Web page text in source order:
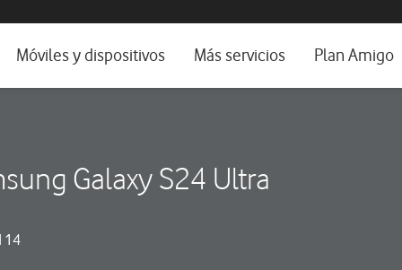
e idioma
Móviles y dispositivos
Ver todos
Más servicios Plan Amigo
Galaxy S24 Ultra
14